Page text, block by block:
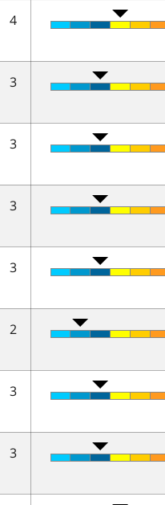
4
3
3
3
3
2
3
3